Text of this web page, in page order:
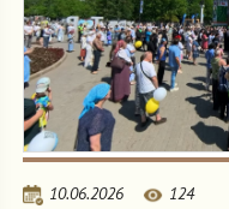
10.06.2026 124